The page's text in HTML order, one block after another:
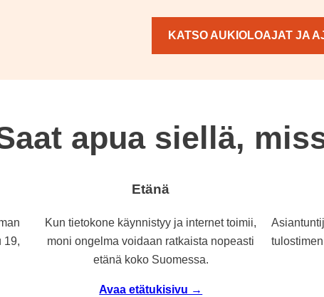
KATSO AUKIOLOAJAT JA
apua siellä,
19,
Etänä
Kun tietokone käynnistyy ja internet toimii,
moni ongelma voidaan ratkaista nopeasti
etänä koko Suomessa.
Avaa etätukisivu →